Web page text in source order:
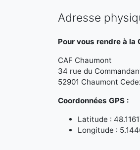
Adresse
Pour vous rendre à la
CAF Chaumont
34 rue du
52901 Chaumont
Coordonnées GPS :
Latitude :
Longitude :